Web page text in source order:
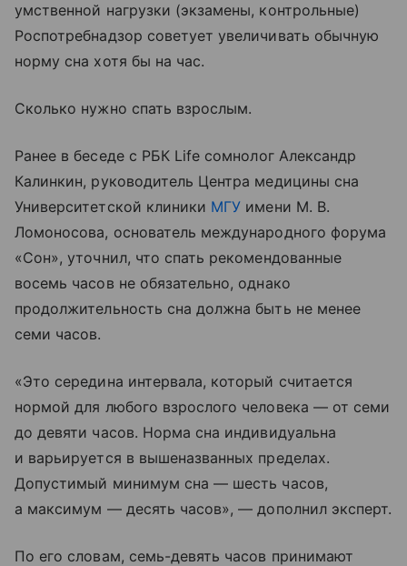
умственной нагрузки (экзамены, контрольные)
Роспотребнадзор советует увеличивать обычную
норму сна хотя бы на час.
Сколько нужно спать взрослым.
Ранее в беседе с РБК Life сомнолог Александр
Калинкин, руководитель Центра медицины сна
Университетской клиники МГУ имени М. В.
Ломоносова, основатель международного форума
«Сон», уточнил, что спать рекомендованные
восемь часов не обязательно, однако
продолжительность сна должна быть не менее
семи часов.
«Это середина интервала, который считается
нормой для любого взрослого человека — от семи
до девяти часов. Норма сна индивидуальна
и варьируется в вышеназванных пределах.
Допустимый минимум сна — шесть часов,
а максимум — десять часов», — дополнил эксперт.
По его словам, семь-девять часов принимают